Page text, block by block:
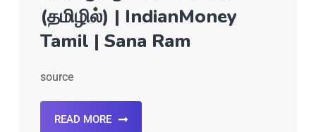
(தமிழில்) | IndianMoney
Tamil | Sana Ram
source
READ MORE